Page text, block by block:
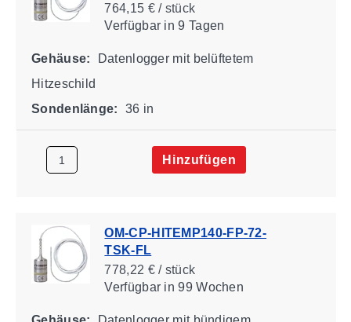
764,15 € / stück
Verfügbarin 9 Tagen
Gehäuse:
Datenlogger mit belüftetem
Hitzeschild
Sondenlänge:
36 in
Hinzufügen
OM-CP-HITEMP140-FP-72-
TSK-FL
778,22 € / stück
Verfügbarin 99 Wochen